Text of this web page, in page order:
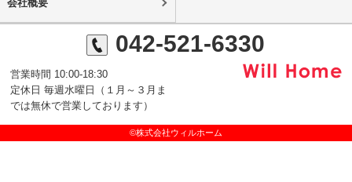
会社概要
042-521-6330
営業時間 10:00-18:30
定休日 毎週水曜日（１月～３月ま
では無休で営業しております）
©株式会社ウィルホーム